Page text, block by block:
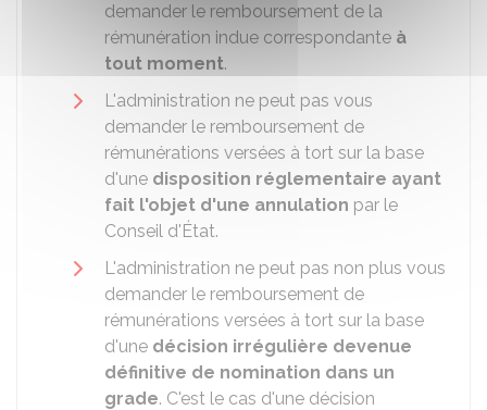
demander le remboursement de la
rémunération indue correspondante à
tout moment.
L'administration ne peut pas vous
demander le remboursement de
rémunérations versées à tort sur la base
d'une disposition réglementaire ayant
fait l'objet d'une annulation par le
Conseil d'État.
L'administration ne peut pas non plus vous
demander le remboursement de
rémunérations versées à tort sur la base
d'une décision irrégulière devenue
définitive de nomination dans un
grade. C'est le cas d'une décision